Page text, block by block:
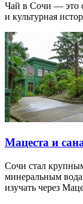
Чай в Сочи — это
и культурная
Мацеста и
Сочи стал
минеральным
изучать через